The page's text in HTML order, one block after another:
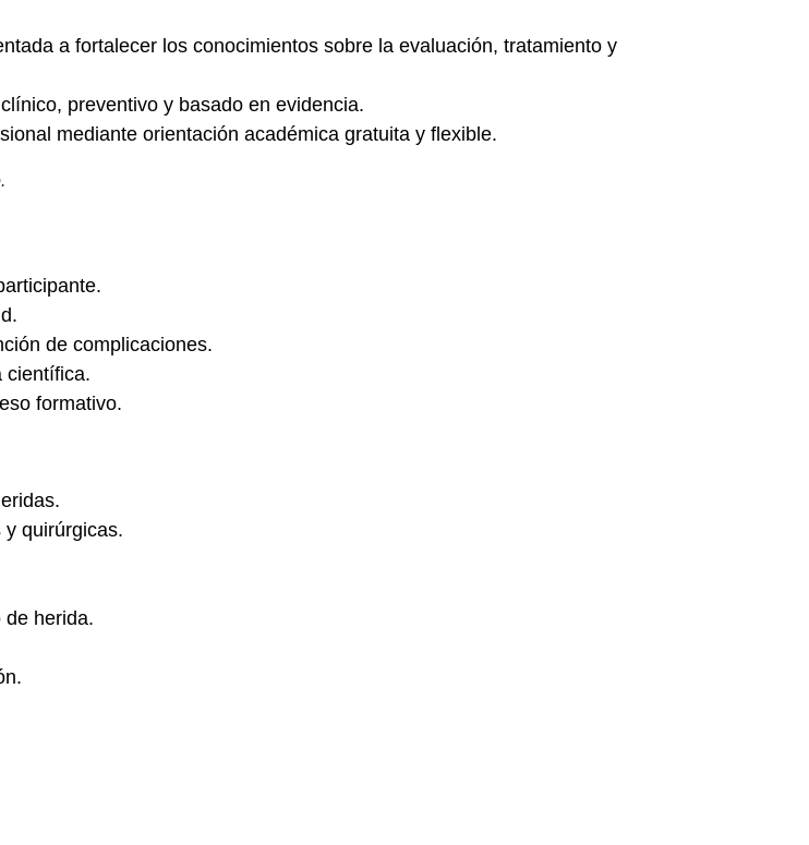
a fortalecer los conocimientos sobre la evaluación, tratamiento y
preventivo y basado en evidencia.
mediante orientación académica gratuita y flexible.
de complicaciones.
científica.
formativo.
quirúrgicas.
de herida.